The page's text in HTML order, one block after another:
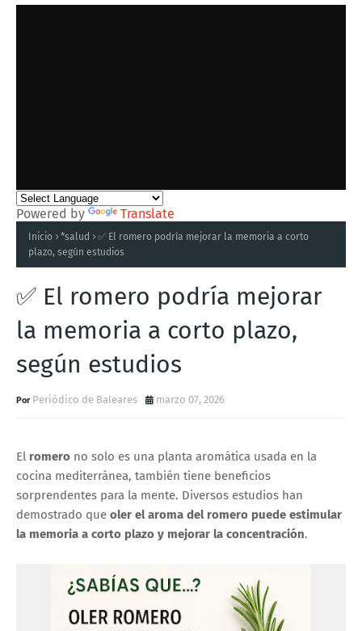
Powered by Translate
Inicio *salud
✅ El romero podría mejorar la memoria a corto
plazo, según estudios
✅ El romero podría mejorar
la memoria a corto plazo,
según estudios
Periódico de Baleares marzo 07, 2026
El romero no solo es una planta aromática usada en la
cocina mediterránea, también tiene beneficios
sorprendentes para la mente. Diversos estudios han
demostrado que oler el aroma del romero puede estimular
la memoria a corto plazo y mejorar la concentración.